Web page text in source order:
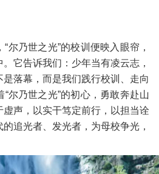
尔乃世之光”的校训便映入眼帘，
它告诉我们：少年当有凌云志，
落幕，而是我们践行校训、走向
尔乃世之光”的初心，勇敢奔赴山
声，以实干笃定前行，以担当诠
追光者、发光者，为母校争光，